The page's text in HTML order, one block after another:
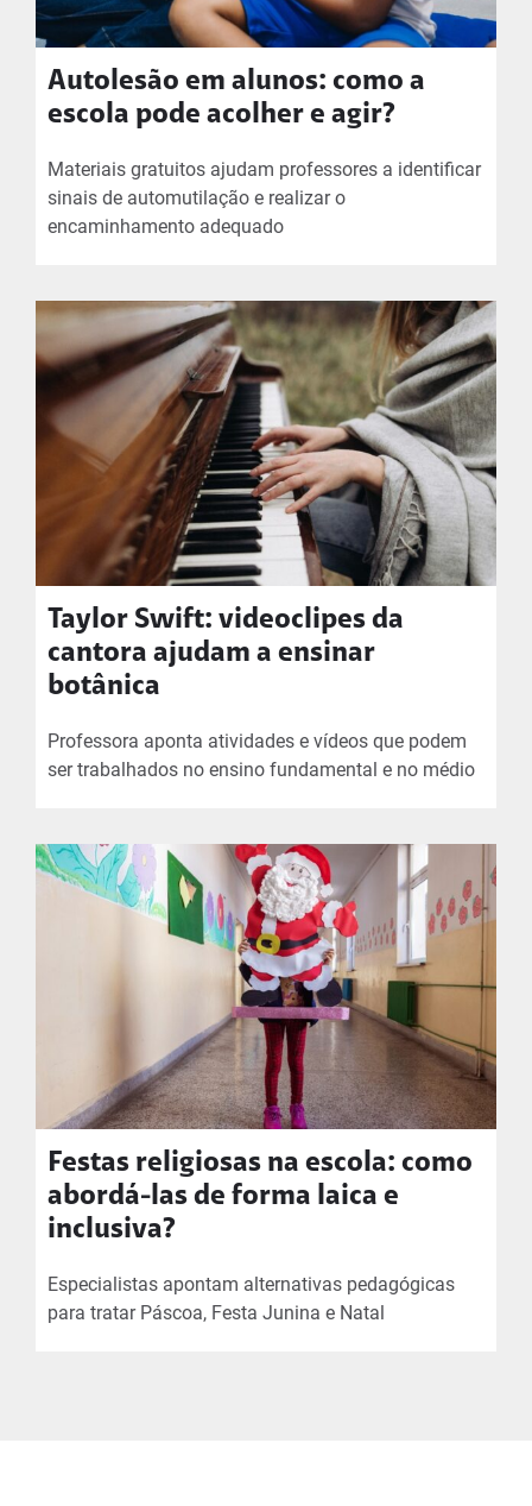
Autolesão em alunos: como a
escola pode acolher e agir?
Materiais gratuitos ajudam professores a identificar
sinais de automutilação e realizar o
encaminhamento adequado
Taylor Swift: videoclipes da
cantora ajudam a ensinar
botânica
Professora aponta atividades e vídeos que podem
ser trabalhados no ensino fundamental e no médio
Festas religiosas na escola: como
abordá-las de forma laica e
inclusiva?
Especialistas apontam alternativas pedagógicas
para tratar Páscoa, Festa Junina e Natal